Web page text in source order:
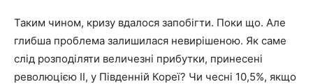
Таким чином, кризу вдалося запобігти. Поки що. Але
глибша проблема залишилася невирішеною. Як саме
слід розподіляти величезні прибутки, принесені
революцією ІІ, у Південній Кореї? Чи чесні 10,5%, якщо